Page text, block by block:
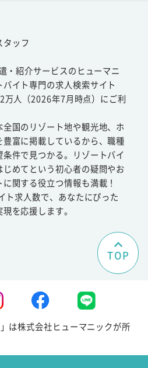
タッフ
・紹介サービスのヒューマニ
イト専門の求人検索サイト
万人（2026年7月時点）にご利
国のリゾート地や観光地、ホ
富に掲載しているから、職種
件で見つかる。リゾートバイ
じめてという初心者の疑問やお
関する役立つ情報も満載！
ト求人数で、あなたにぴった
を応援します。
TOP
は株式会社ヒューマニックが所